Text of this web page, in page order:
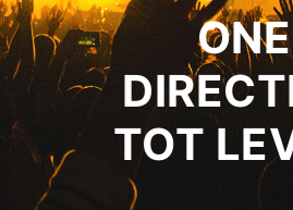
ONE
TOT